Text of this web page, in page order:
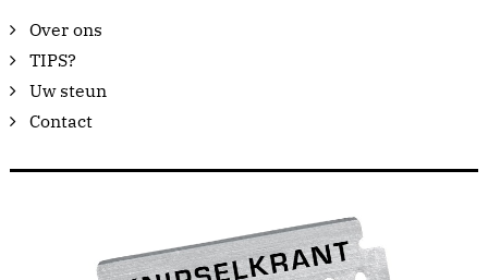
Over ons
TIPS?
Uw steun
Contact